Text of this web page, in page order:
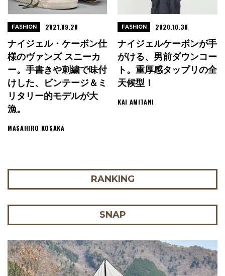
ナイジェル・ケーボン仕
様のヴァンズ スニーカ
ー。手書きや刺繍で味付
けした、ビンテージ＆ミ
リタリー的モデルが大
漁。
MASAHIRO KOSAKA
FASHION 2021.09.28
ナイジェルケーボンが手
がける、男前ダウンコー
ト。重厚感タップリの全
天候型！
KAI AMITANI
FASHION 2020.10.30
RANKING
SNAP